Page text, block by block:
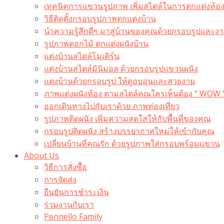
เทคนิคการแขวนรูปภาพ เพิ่มสไตล์ในการตกแต่งห้อง
วิธีติดตั้งกรอบรูปภาพตกแต่งบ้าน
นำความรู้สึกดีๆ มาสู่บ้านของคุณด้วยกรอบรูปและง
รูปภาพดอกไม้ ตกแต่งผนังบ้าน
แต่งบ้านสไตล์โมเดิร์น
แต่งบ้านสไตล์มินิมอล ด้วยกรอบรูปแขวนผนัง
แต่งบ้านด้วยกรอบรูป ให้ดูอบอุ่นและสวยงาม
ภาพแต่งผนังห้อง ตามสไตล์คุณใครเห็นต้อง ” WOW
ออกเดินทางไปกับเราด้วย ภาพท่องเที่ยว
รูปภาพติดผนัง เพิ่มความสดใสให้กับพื้นที่ของคุณ
กรอบรูปติดผนัง สร้างบรรยากาศใหม่ให้เข้ากับคุณ
เปลี่ยนบ้านที่คุณรัก ด้วยรูปภาพใส่กรอบพร้อมแขวน​
About Us
วิธีการสั่งซื้อ
การจัดส่ง
ยืนยันการชำระเงิน
ร่วมงานกับเรา
Pennello Family